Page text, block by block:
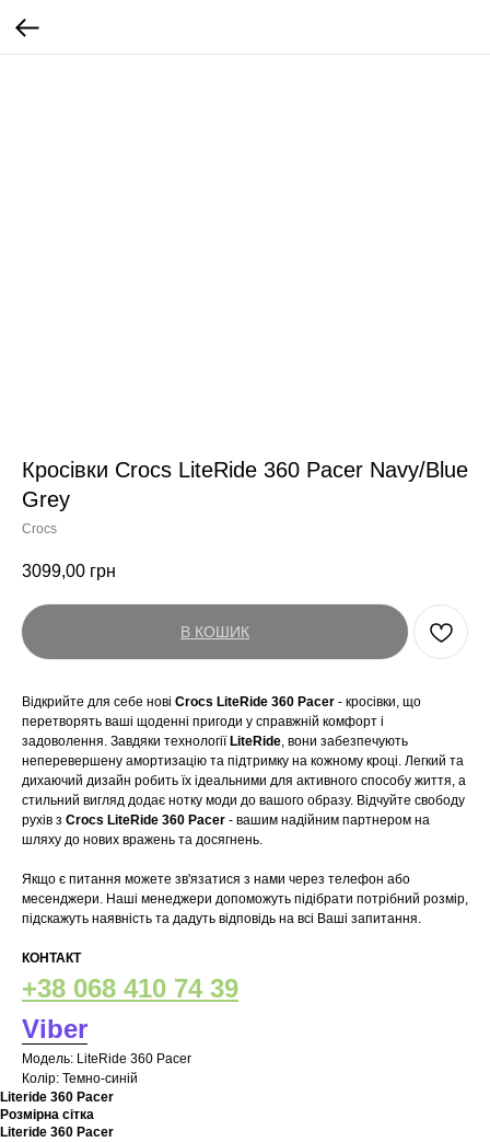
Кросівки Crocs LiteRide 360 Pacer Navy/Blue
Grey
Crocs
3099,00 грн
В КОШИК
Відкрийте для себе нові Crocs LiteRide 360 Pacer - кросівки, що
перетворять ваші щоденні пригоди у справжній комфорт і
задоволення. Завдяки технології LiteRide, вони забезпечують
неперевершену амортизацію та підтримку на кожному кроці. Легкий та
дихаючий дизайн робить їх ідеальними для активного способу життя, а
стильний вигляд додає нотку моди до вашого образу. Відчуйте свободу
рухів з Crocs LiteRide 360 Pacer - вашим надійним партнером на
шляху до нових вражень та досягнень.
Якщо є питання можете зв'язатися з нами через телефон або
месенджери. Наші менеджери допоможуть підібрати потрібний розмір,
підскажуть наявність та дадуть відповідь на всі Ваші запитання.
КОНТАКТ
+38 068 410 74 39
Viber
Модель: LiteRide 360 Pacer
Колір: Темно-синій
Literide 360 Pacer
Розмірна сітка
Literide 360 Pacer